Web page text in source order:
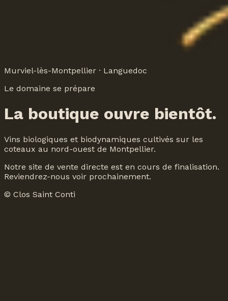
Murviel-lès-Montpellier · Languedoc
Le domaine se prépare
La boutique ouvre bientôt.
Vins biologiques et biodynamiques cultivés sur les
coteaux au nord-ouest de Montpellier.
Notre site de vente directe est en cours de finalisation.
Reviendrez-nous voir prochainement.
© Clos Saint Conti